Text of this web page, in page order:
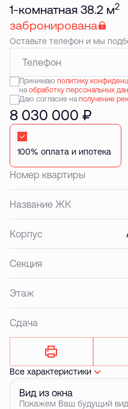
1-комнатная 38.2 м2
забронирована
Оставьте телефон и мы
Принимаю политику
наобработку персональных
Даю согласие наполучение
8 030 000 ₽
Стандартная
Номер квартиры
Название ЖК
Корпус
Секция
Этаж
Сдача
Все характеристики
Вид из окна
Покажем Ваш будущий